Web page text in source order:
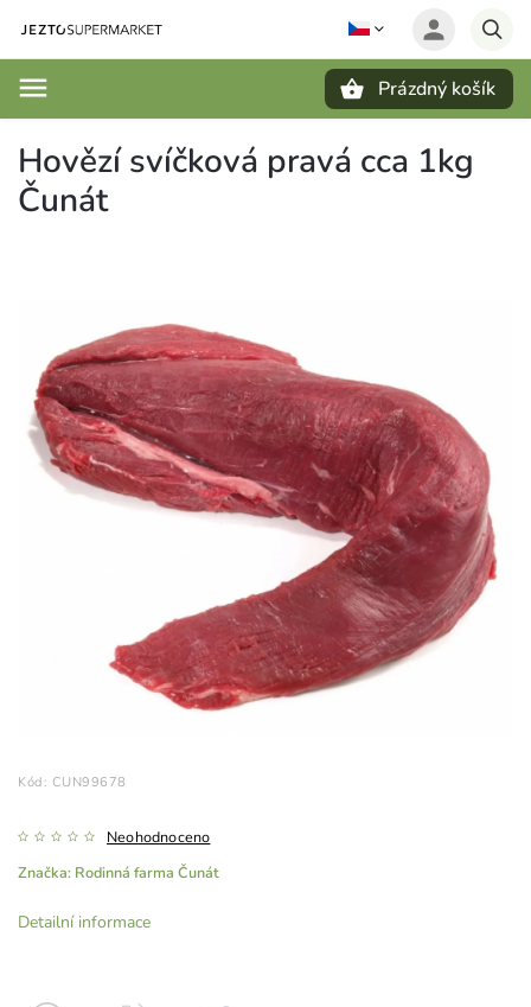
Prázdný košík
Hovězí svíčková pravá cca 1kg
Čunát
Kód: CUN99678
Neohodnoceno
Značka: Rodinná farma Čunát
Detailní informace